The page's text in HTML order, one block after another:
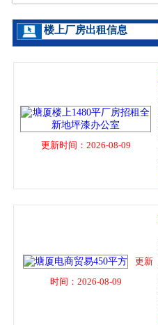
楼上厂房出租信息
更新时间：2026-08-09
更新
时间：2026-08-09